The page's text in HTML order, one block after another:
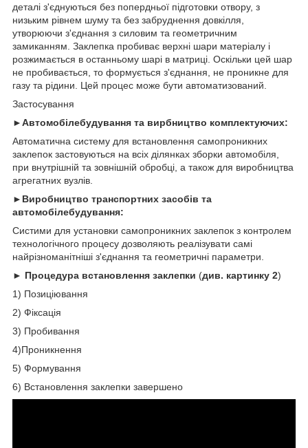
деталі з'єднуються без попердньої підготовки отвору, з
низьким рівнем шуму та без забруднення довкілля,
утворюючи з'єднання з силовим та геометричним
замиканням. Заклепка пробиває верхні шари матеріалу і
розжимається в останньому шарі в матриці. Оскільки цей шар
не пробивається, то формується з'єднання, не проникне для
газу та рідини. Цей процес може бути автоматизований.
Застосування
►Автомобілебудування та вирбництво комплектуючих:
Автоматична систему для встановлення самопроникних
заклепок застовуються на всіх ділянках зборки автомобіля,
при внутрішній та зовнішній обробці, а також для виробництва
агрегатних вузлів.
►Виробництво транспортних засобів та
автомобілебудування:
Систими для установки самопроникних заклепок з контролем
технологічного процесу дозволяють реалізувати самі
найрізноманітніші з'єднання та геометричні параметри.
► Процедура встановлення заклепки (див. картинку 2)
1) Позиціювання
2) Фіксація
3) Пробивання
4)Проникнення
5) Формування
6) Встановлення заклепки завершено